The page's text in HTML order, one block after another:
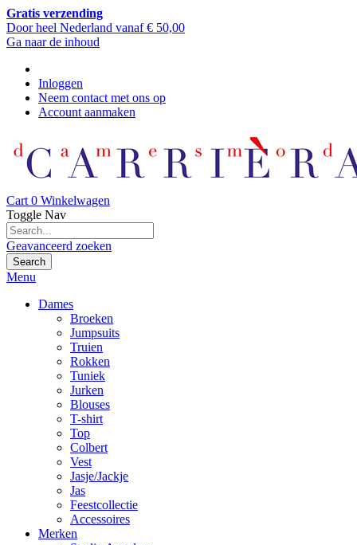
Gratis verzending
Door heel Nederland vanaf € 50,00
Ga naar de inhoud
Inloggen
Neem contact met ons op
Account aanmaken
Cart 0 Winkelwagen
Toggle Nav
Geavanceerd zoeken
Search
Menu
Dames
Broeken
Jumpsuits
Truien
Rokken
Tuniek
Jurken
Blouses
T-shirt
Top
Colbert
Vest
Jasje/Jackje
Jas
Feestcollectie
Accessoires
Merken